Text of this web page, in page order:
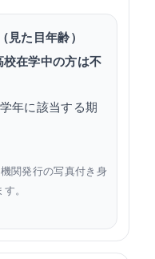
た目年齢）
校在学中の方は不
年に該当する期
関発行の写真付き身
。